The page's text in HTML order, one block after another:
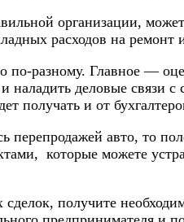
организации,
расходов на ремонт
по-разному. Главное —
наладить деловые связи
получать и от
перепродажей авто, то
которые можете
сделок, получите